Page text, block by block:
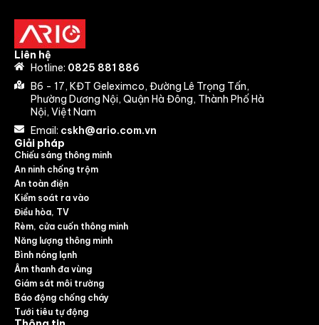
Liên hệ
Hotline: 0825 881 886
B6 - 17, KĐT Geleximco, Đường Lê Trọng Tấn,
Phường Dương Nội, Quận Hà Đông, Thành Phố Hà
Nội, Việt Nam
Email: cskh@ario.com.vn
Giải pháp
Chiếu sáng thông minh
An ninh chống trộm
An toàn điện
Kiểm soát ra vào
Điều hòa, TV
Rèm, cửa cuốn thông minh
Năng lượng thông minh
Bình nóng lạnh
Âm thanh đa vùng
Giám sát môi trường
Báo động chống cháy
Tưới tiêu tự động